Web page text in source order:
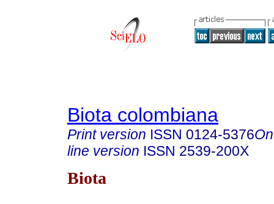
Biota colombiana
Print version ISSN 0124-5376
line version ISSN 2539-200X
Biota